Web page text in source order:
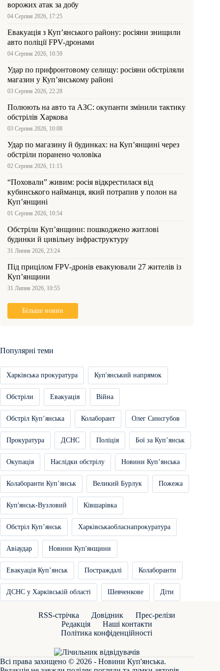
ворожих атак за добу
04 Серпня 2026, 17:25
Евакуація з Куп’янського району: росіяни знищили
авто поліції FPV-дронами
04 Серпня 2026, 10:59
Удар по прифронтовому селищу: росіяни обстріляли
магазин у Куп’янському районі
03 Серпня 2026, 22:28
Полюють на авто та АЗС: окупанти змінили тактику
обстрілів Харкова
03 Серпня 2026, 10:08
Удар по магазину й будинках: на Куп’янщині через
обстріли поранено чоловіка
02 Серпня 2026, 11:15
“Поховали” живим: росія відкрестилася від
кубинського найманця, який потрапив у полон на
Куп’янщині
01 Серпня 2026, 10:54
Обстріли Куп’янщини: пошкоджено житлові
будинки й цивільну інфраструктуру
31 Липня 2026, 23:24
Під прицілом FPV-дронів евакуювали 27 жителів із
Куп’янщини
31 Липня 2026, 10:55
Більше новин
Популярні теми
Харківська прокуратура Куп'янський напрямок
Обстріли Евакуація Війна
Обстріл Купʼянська Колаборант Олег Синєгубов
Прокуратура ДСНС Поліція Бої за Купʼянськ
Окупація Наслідки обстрілу Новини Купʼянська
Колаборанти Купʼянськ Великий Бурлук Пожежа
Куп'янськ-Вузловий Ківшарівка
Обстріл Купʼянськ Харківськаобласнапрокуратура
Авіаудар Новини Куп'янщини
Евакуація Купʼянськ Постраждалі Колаборанти
ДСНС у Харківській області Шевченкове Діти
RSS-стрічка Довідник
Прес-релізи
Редакція
Наші контакти
Політика конфіденційності
Всі права захищено © 2026 - Новини Куп'янська.